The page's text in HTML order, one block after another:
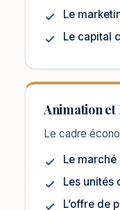
Le
Le capital
Animation et
Le cadre
Le marché
Les unités
L’offre de